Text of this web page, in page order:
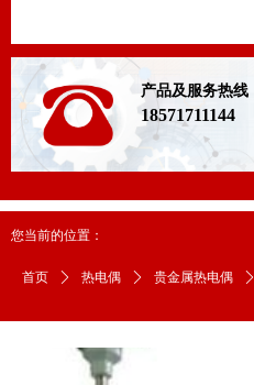
产品及服务热线
18571711144
您当前的位置：
首页 ꄲ 热电偶 ꄲ 贵金属热电偶 ꄲ